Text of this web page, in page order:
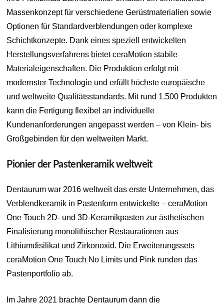
Massenkonzept für verschiedene Gerüstmaterialien sowie
Optionen für Standardverblendungen oder komplexe
Schichtkonzepte. Dank eines speziell entwickelten
Herstellungsverfahrens bietet ceraMotion stabile
Materialeigenschaften. Die Produktion erfolgt mit
modernster Technologie und erfüllt höchste europäische
und weltweite Qualitätsstandards. Mit rund 1.500 Produkten
kann die Fertigung flexibel an individuelle
Kundenanforderungen angepasst werden – von Klein- bis
Großgebinden für den weltweiten Markt.
Pionier der Pastenkeramik weltweit
Dentaurum war 2016 weltweit das erste Unternehmen, das
Verblendkeramik in Pastenform entwickelte – ceraMotion
One Touch 2D- und 3D-Keramikpasten zur ästhetischen
Finalisierung monolithischer Restaurationen aus
Lithiumdisilikat und Zirkonoxid. Die Erweiterungssets
ceraMotion One Touch No Limits und Pink runden das
Pastenportfolio ab.
Im Jahre 2021 brachte Dentaurum dann die